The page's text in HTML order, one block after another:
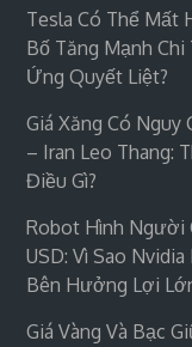
Tesla Có Thể Mất
Bố Tăng Mạnh
Ứng Quyết Liệt?
Giá Xăng Có Nguy
– Iran Leo Thang:
Điều Gì?
Robot Hình Người
USD: Vì Sao
Bên Hưởng Lợi
Giá Vàng Và Bạc